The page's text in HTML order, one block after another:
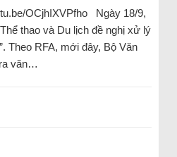
OCjhIXVPfho Ngày 18/9,
thao và Du lịch đề nghị xử lý
Theo RFA, mới đây, Bộ Văn
văn…